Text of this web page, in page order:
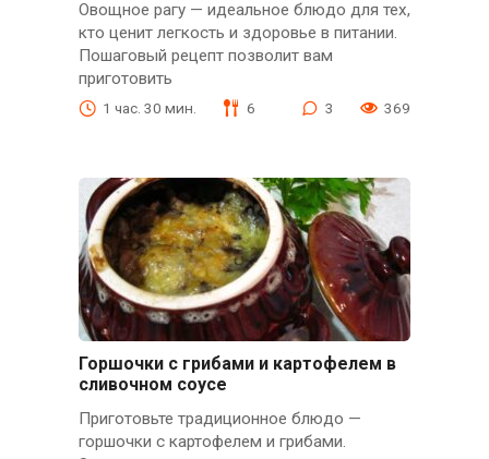
Овощное рагу — идеальное блюдо для тех,
кто ценит легкость и здоровье в питании.
Пошаговый рецепт позволит вам
приготовить
1 час. 30 мин. 6 3 369
Горшочки с грибами и картофелем в
сливочном соусе
Приготовьте традиционное блюдо —
горшочки с картофелем и грибами.